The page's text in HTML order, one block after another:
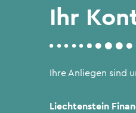
Ihr
Ihre Anliegen sind
Liechtenstein